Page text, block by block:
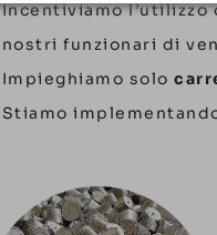
Incentiviamo
nostri funzionari di
Impieghiamo solo
Stiamo